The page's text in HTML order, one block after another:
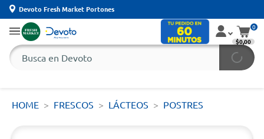
Devoto Fresh Market Portones
0
$0,00
HOME FRESCOS LÁCTEOS POSTRES